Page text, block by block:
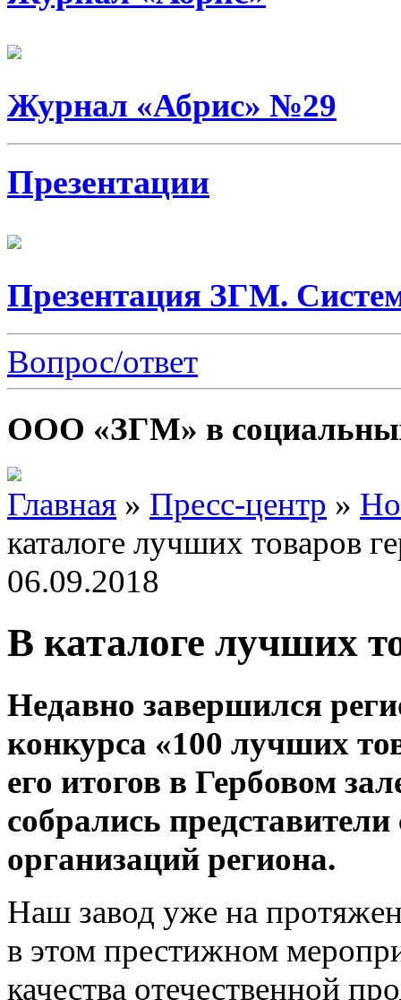
Журнал «Абрис» №29
Презентации
Презентация ЗГМ.
Вопрос/ответ
ООО «ЗГМ» в
Главная » Пресс-центр »
каталоге лучших товаров
06.09.2018
В каталоге лучших
Недавно завершился
конкурса «100 лучших
его итогов в Гербовом
собрались
организаций региона.
Наш завод уже на
в этом престижном
качества отечественной